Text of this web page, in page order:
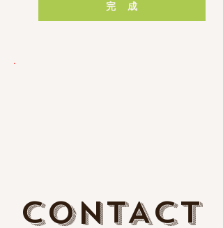
完 成
CONTACT